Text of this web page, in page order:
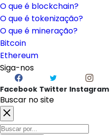
O que é blockchain?
O que é tokenização?
O que é mineração?
Bitcoin
Ethereum
Siga-nos
Facebook Twitter Instagram
Buscar no site